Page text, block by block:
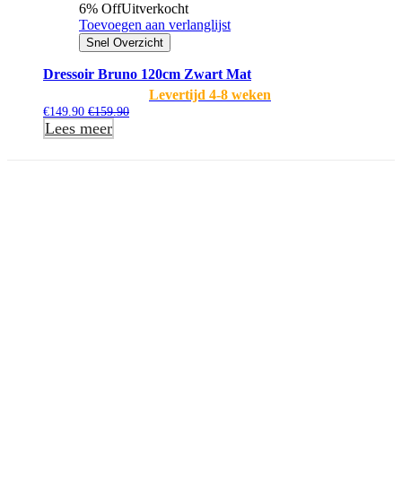
6% OffUitverkocht
Toevoegen aan verlanglijst
Snel Overzicht
Dressoir Bruno 120cm Zwart Mat
Levertijd 4-8 weken
€149.90 €159.90
Lees meer